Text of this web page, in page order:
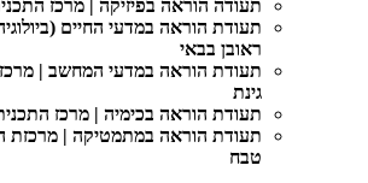
תעודה הוראה בפיזיקה | מרכז
תעודת הוראה במדעי החיים
ראובן בבאי
תעודת הוראה במדעי המחשב |
גינת
תעודת הוראה בכימיה | מרכז
תעודת הוראה במתמטיקה | מרכזת
טבח